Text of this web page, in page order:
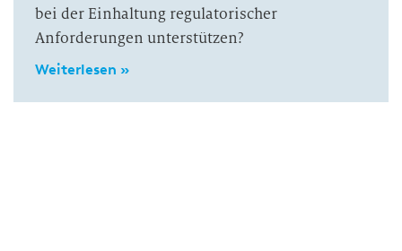
bei der Einhaltung regulatorischer
Anforderungen unterstützen?
Weiterlesen »